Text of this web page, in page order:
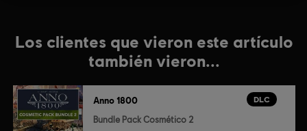
Los clientes que vieron este artículo
también vieron...
DLC
Anno 1800
Bundle Pack Cosmético 2